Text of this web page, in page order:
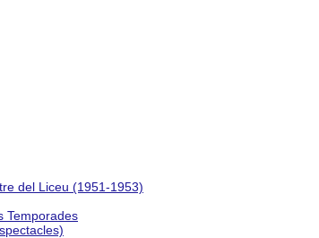
del Liceu (1951-1953)
Temporades